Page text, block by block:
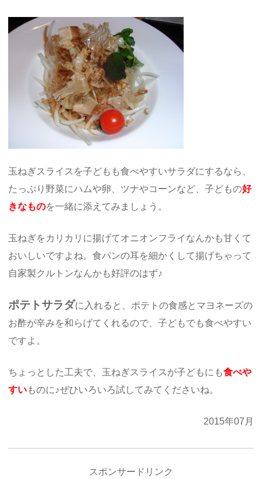
玉ねぎスライスを子どもも食べやすいサラダにするなら、
たっぷり野菜にハムや卵、ツナやコーンなど、子どもの好
きなものを一緒に添えてみましょう。
玉ねぎをカリカリに揚げてオニオンフライなんかも甘くて
おいしいですよね。食パンの耳を細かくして揚げちゃって
自家製クルトンなんかも好評のはず♪
ポテトサラダに入れると、ポテトの食感とマヨネーズの
お酢が辛みを和らげてくれるので、子どもでも食べやすい
ですよ。
ちょっとした工夫で、玉ねぎスライスが子どもにも食べや
すいものに♪ぜひいろいろ試してみてくださいね。
2015年07月
スポンサードリンク